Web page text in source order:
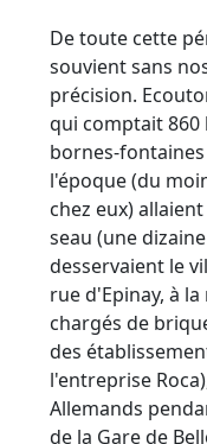
De toute cette
souvient sans
précision.
qui comptait 860
bornes-
l'époque (du
chez eux)
seau (une
desservaient le
rue d'Epinay, à
chargés de
des
l'entreprise
Allemands
de la Gare de